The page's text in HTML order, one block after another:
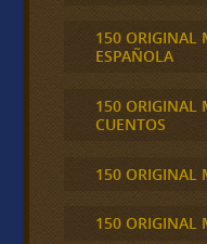
150 ORIGINAL
ESPAÑOLA
150 ORIGINAL
CUENTOS
150 ORIGINAL
150 ORIGINAL